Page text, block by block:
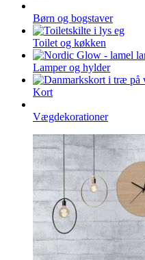
Børn og bogstaver
Toilet og køkken
Lamper og hylder
Kort
Vægdekorationer